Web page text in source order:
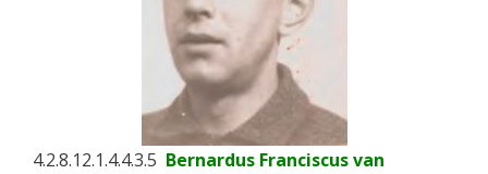
4.2.8.12.1.4.4.3.5 Bernardus Franciscus van